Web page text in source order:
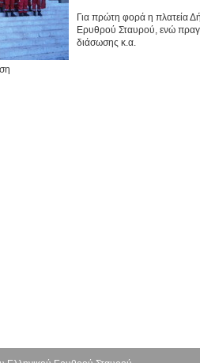
Για πρώτη φορά η πλατεία
Ερυθρού Σταυρού, ενώ
διάσωσης κ.α.